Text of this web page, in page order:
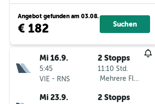
Angebot gefunden am 03.08.
€ 182 Suchen
Mi 16.9.
5:45
VIE - RNS
2 Stopps
11:10 Std.
Mehrere Fluglinien
Mi 23.9. 2 Stopps